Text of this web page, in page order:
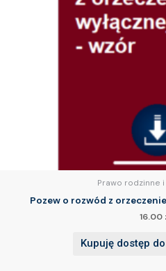
Prawo rodzinne
Pozew o rozwód z
16.00
Kupuję dostęp